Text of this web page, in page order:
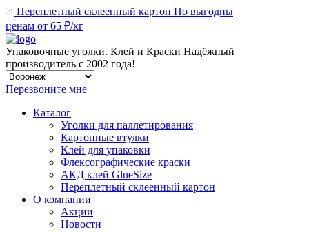
Переплетный склеенный картон По выгодны
ценам от 65 ₽/кг
Упаковочные уголки. Клей и Краски Надёжный
производитель с 2002 года!
Перезвоните мне
Каталог
Уголки для паллетирования
Картонные втулки
Клей для упаковки
Флексографические краски
АКД клей GlueSize
Переплетный склеенный картон
О компании
Акции
Новости